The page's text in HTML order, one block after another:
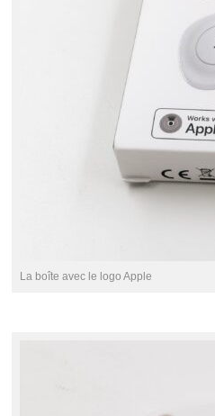
La boîte avec le logo Apple